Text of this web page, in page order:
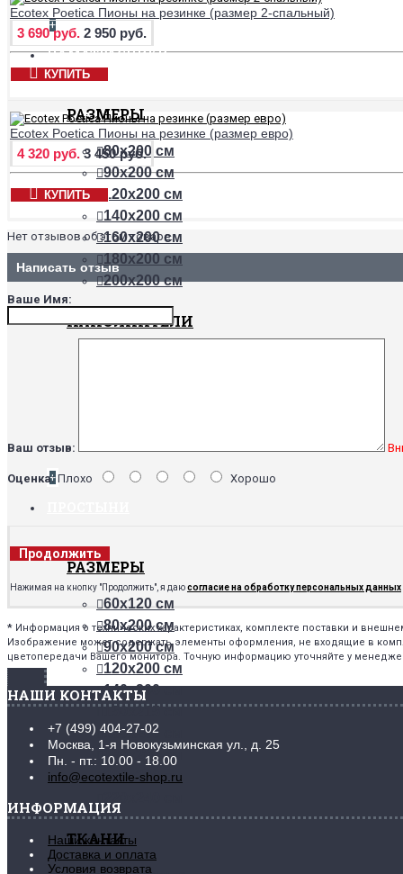
+
НАМАТРАСНИКИ
РАЗМЕРЫ
80х200 см
90х200 см
120х200 см
140х200 см
160х200 см
180х200 см
200х200 см
НАПОЛНИТЕЛИ
+
РАЗМЕРЫ
60х120 см
80х200 см
90х200 см
120х200 см
140х200 см
150х215 см
160х200 см
180х200 см
200х200 см
ТКАНИ
Ecotex Poetica Пионы на резинке (размер 2-спальный)
3 690 руб. 2 950 руб.
КУПИТЬ
Ecotex Poetica Пионы на резинке (размер евро)
4 320 руб. 3 450 руб.
КУПИТЬ
Нет отзывов об этом товаре.
Написать отзыв
Ваше Имя:
Ваш отзыв:
Оценка: Плохо Хорошо
Продолжить
Нажимая на кнопку "Продолжить", я даюсогласие на обработку персональных данных
* Информация о технических характеристиках, комплекте поставки и
Изображение может содержать элементы оформления, не входящие в
цветопередачи Вашего монитора. Точную информацию уточняйте у
НАШИ КОНТАКТЫ
+7 (499) 404-27-02
Москва, 1-я Новокузьминская ул., д. 25
Пн. - пт.: 10.00 - 18.00
info@ecotextile-shop.ru
ИНФОРМАЦИЯ
Наши контакты
Доставка и оплата
Условия возврата